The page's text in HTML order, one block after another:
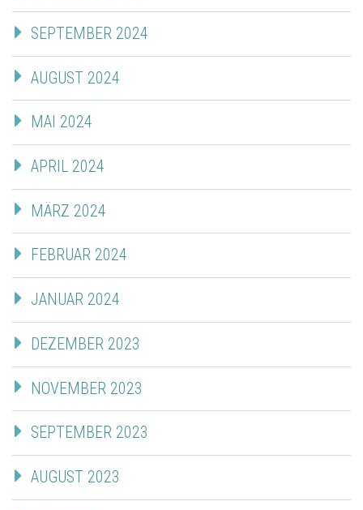
SEPTEMBER 2024
AUGUST 2024
MAI 2024
APRIL 2024
MÄRZ 2024
FEBRUAR 2024
JANUAR 2024
DEZEMBER 2023
NOVEMBER 2023
SEPTEMBER 2023
AUGUST 2023